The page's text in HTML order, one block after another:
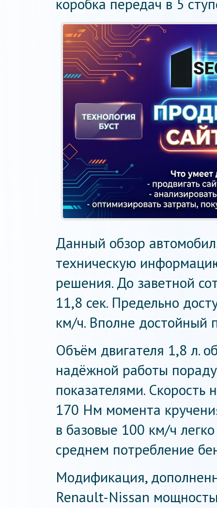
коробка передач в 5
Данный обзор
техническую
решения. До заветной
11,8 сек. Предельно
км/ч. Вполне достойный
Объём двигателя 1,8 л.
надёжной работы
показателями. Скорость
170 Нм момента
в базовые 100 км/ч
среднем потребление
Модификация,
Renault-Nissan